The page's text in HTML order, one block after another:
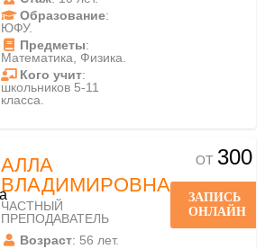
Образование:
ЮФУ.
Предметы:
Математика, Физика.
Кого учит:
школьников 5-11
класса.
АЛЛА
ВЛАДИМИРОВНА
ЧАСТНЫЙ
ПРЕПОДАВАТЕЛЬ
Возраст: 56 лет.
ОТ 300
ЗАПИСЬ
ОНЛАЙН